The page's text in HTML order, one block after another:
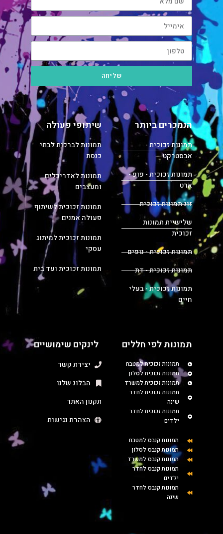
שליחה
הנמכרים ביותר
תמונות זכוכית -
אבסטרקט
תמונות זכוכית - פופ -
ארט
זוג תמונות זכוכית
שלישיית תמונות
זכוכית
תמונות זכוכית - נופים
תמונות זכוכית - דת
תמונות זכוכית - בעלי
חיים
שיתופי פעולה
תמונות לברכות לבתי
כנסת
תמונות לאדריכלים
ומעצבים
תמונות זכוכית לשיתוף
פעולה אמנים
תמונות זכוכית למיתוג
עסקי
תמונות זכוכית ועד בית
תמונות לפי חללים
תמונות זכוכית למטבח
תמונות זכוכית לסלון
תמונות זכוכית למשרד
תמונות זכוכית לחדר
שינה
תמונות זכוכית לחדר
ילדים
תמונות קנבס למטבח
תמונות קנבס לסלון
תמונות קנבס למשרד
תמונות קנבס לחדר
ילדים
תמונות קנבס לחדר
שינה
לינקים שימושיים
יצירת קשר
הבלוג שלנו
תקנון האתר
הצהרת נגישות